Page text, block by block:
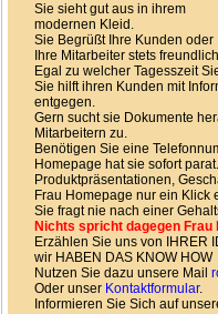
Sie sieht gut aus in ihrem
modernen Kleid.
Sie Begrüßt Ihre Kunden oder
Ihre Mitarbeiter stets
Egal zu welcher Tagesszeit
Sie hilft ihren Kunden mit
entgegen.
Gern sucht sie Dokumente
Mitarbeitern zu.
Benötigen Sie eine
Homepage hat sie sofort parat.
Produktpräsentationen,
Frau Homepage nur ein Klick
Sie fragt nie nach einer
Nichts spricht dagegen
Erzählen Sie uns von IHRER
wir HABEN DAS KNOW HOW
Nutzen Sie dazu unsere Mail
Oder unser Kontaktformular.
Informieren Sie Sich auf